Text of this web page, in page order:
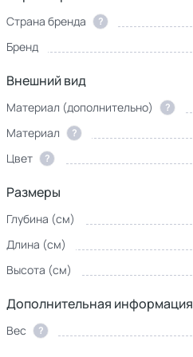
Страна бренда ?
Бренд
Внешний вид
Материал (дополнительно) ?
Материал
?
Цвет
?
Размеры
Глубина (см)
Длина (см)
Высота (см)
Дополнительная информация
Вес ?